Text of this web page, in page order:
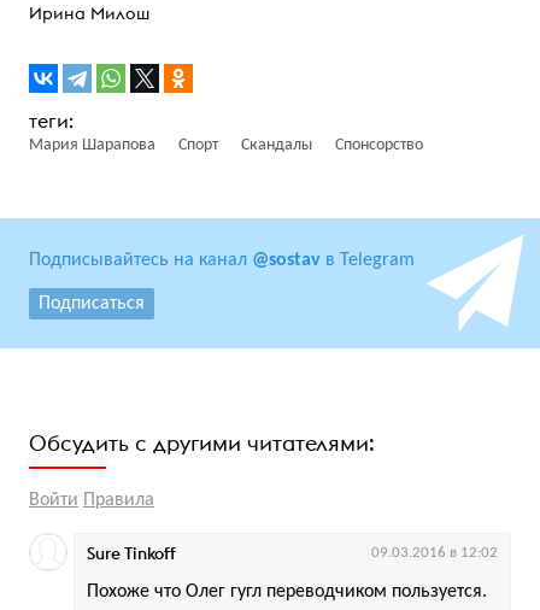
Ирина Милош
Мария Шарапова Спорт Скандалы Спонсорство
Подписывайтесь на канал @sostav в Telegram
Подписаться
Обсудить с другими читателями:
Войти Правила
Похоже что Олег гугл переводчиком пользуется.
Sure Tinkoff 09.03.2016 в 12:02